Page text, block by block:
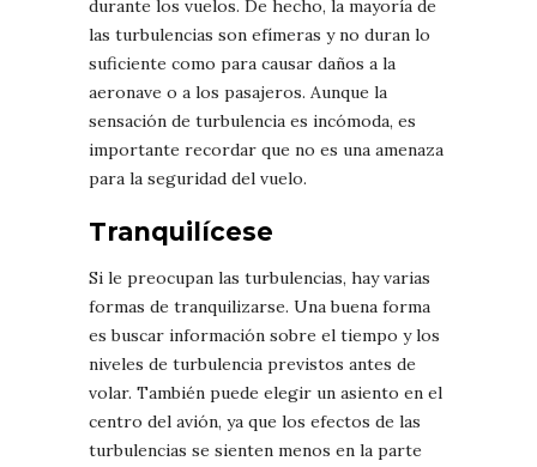
durante los vuelos. De hecho, la mayoría de
las turbulencias son efímeras y no duran lo
suficiente como para causar daños a la
aeronave o a los pasajeros. Aunque la
sensación de turbulencia es incómoda, es
importante recordar que no es una amenaza
para la seguridad del vuelo.
Tranquilícese
Si le preocupan las turbulencias, hay varias
formas de tranquilizarse. Una buena forma
es buscar información sobre el tiempo y los
niveles de turbulencia previstos antes de
volar. También puede elegir un asiento en el
centro del avión, ya que los efectos de las
turbulencias se sienten menos en la parte